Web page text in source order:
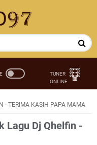
- TERIMA KASIH PAPA MAMA
Lagu Dj Qhelfin -